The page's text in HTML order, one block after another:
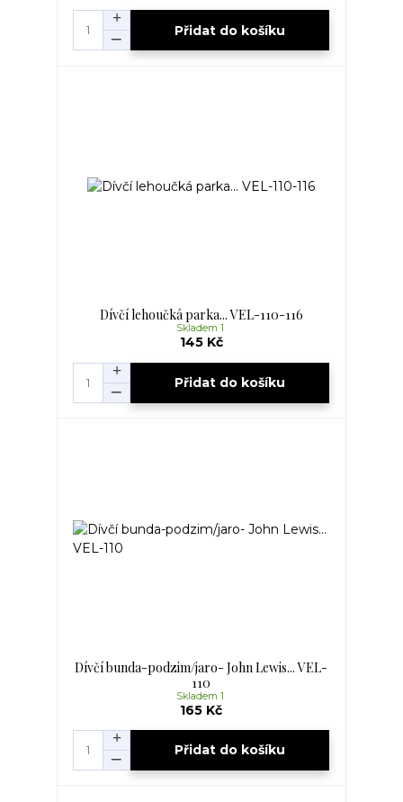
Přidat do košíku
Dívčí lehoučká parka... VEL-110-116
145 Kč
Skladem 1
Přidat do košíku
Dívčí bunda-podzim/jaro- John Lewis... VEL-
110
165 Kč
Skladem 1
Přidat do košíku